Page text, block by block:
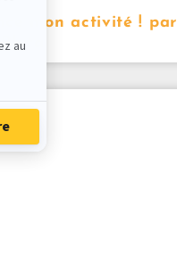
mon activité ! par